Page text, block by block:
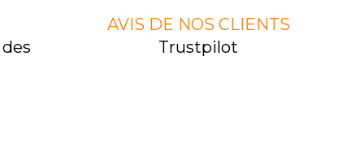
AVIS DE NOS CLIENTS
Trustpilot